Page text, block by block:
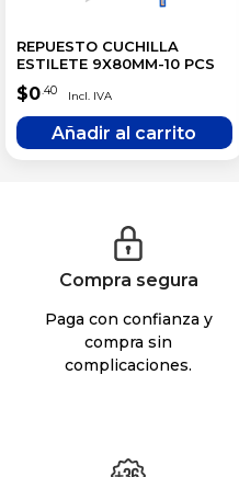
REPUESTO CUCHILLA
ESTILETE 9X80MM-10 PCS
$0.40
Compra segura
Paga con confianza y
compra sin
complicaciones.